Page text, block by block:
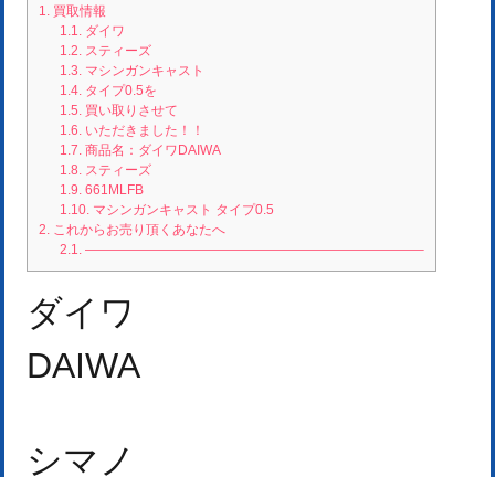
1. 買取情報
1.1.ダイワ
1.2.スティーズ
1.3.マシンガンキャスト
1.4.タイプ0.5を
1.5.買い取りさせて
1.6.いただきました！！
1.7.商品名：ダイワDAIWA
1.8.スティーズ
1.9.661MLFB
1.10.マシンガンキャスト タイプ0.5
2. これからお売り頂くあなたへ
2.1.—————————————————————————–
ダイワ
DAIWA
シマノ